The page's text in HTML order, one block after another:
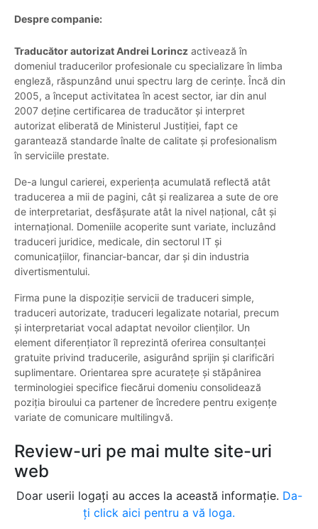
Despre companie:
Traducător autorizat Andrei Lorincz activează în
domeniul traducerilor profesionale cu specializare în limba
engleză, răspunzând unui spectru larg de cerințe. Încă din
2005, a început activitatea în acest sector, iar din anul
2007 deține certificarea de traducător și interpret
autorizat eliberată de Ministerul Justiției, fapt ce
garantează standarde înalte de calitate și profesionalism
în serviciile prestate.
De-a lungul carierei, experiența acumulată reflectă atât
traducerea a mii de pagini, cât și realizarea a sute de ore
de interpretariat, desfășurate atât la nivel național, cât și
internațional. Domeniile acoperite sunt variate, incluzând
traduceri juridice, medicale, din sectorul IT și
comunicațiilor, financiar-bancar, dar și din industria
divertismentului.
Firma pune la dispoziție servicii de traduceri simple,
traduceri autorizate, traduceri legalizate notarial, precum
și interpretariat vocal adaptat nevoilor clienților. Un
element diferențiator îl reprezintă oferirea consultanței
gratuite privind traducerile, asigurând sprijin și clarificări
suplimentare. Orientarea spre acuratețe și stăpânirea
terminologiei specifice fiecărui domeniu consolidează
poziția biroului ca partener de încredere pentru exigențe
variate de comunicare multilingvă.
Review-uri pe mai multe site-uri
web
Doar userii logați au acces la această informație. Da-
ți click aici pentru a vă loga.